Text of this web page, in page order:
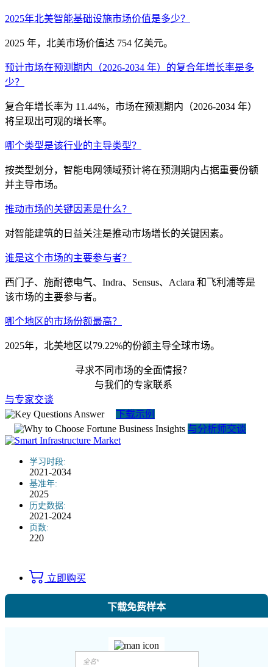
2025年北美智能基础设施市场价值是多少？
2025 年，北美市场价值达 754 亿美元。
预计市场在预测期内（2026-2034 年）的复合年增长率是多
少？
复合年增长率为 11.44%，市场在预测期内（2026-2034 年）
将呈现出可观的增长率。
哪个类型是该行业的主导类型？
按类型划分，智能电网领域预计将在预测期内占据重要份额
并主导市场。
推动市场的关键因素是什么？
对智能建筑的日益关注是推动市场增长的关键因素。
谁是这个市场的主要参与者？
西门子、施耐德电气、Indra、Sensus、Aclara 和飞利浦等是
该市场的主要参与者。
哪个地区的市场份额最高？
2025年，北美地区以79.22%的份额主导全球市场。
寻求不同市场的全面情报？
与我们的专家联系
与专家交谈
下载示例
与分析师交谈
学习时段:
2021-2034
基准年:
2025
历史数据:
2021-2024
页数:
220
立即购买
下载免费样本